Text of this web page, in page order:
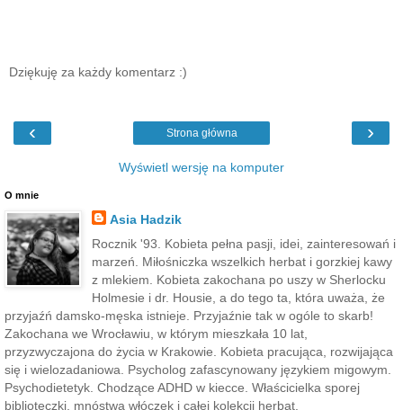
Dziękuję za każdy komentarz :)
‹ ›
Strona główna
Wyświetl wersję na komputer
O mnie
Asia Hadzik
Rocznik '93. Kobieta pełna pasji, idei, zainteresowań i
marzeń. Miłośniczka wszelkich herbat i gorzkiej kawy
z mlekiem. Kobieta zakochana po uszy w Sherlocku
Holmesie i dr. Housie, a do tego ta, która uważa, że
przyjaźń damsko-męska istnieje. Przyjaźnie tak w ogóle to skarb!
Zakochana we Wrocławiu, w którym mieszkała 10 lat,
przyzwyczajona do życia w Krakowie. Kobieta pracująca, rozwijająca
się i wielozadaniowa. Psycholog zafascynowany językiem migowym.
Psychodietetyk. Chodzące ADHD w kiecce. Właścicielka sporej
biblioteczki, mnóstwa włóczek i całej kolekcji herbat.